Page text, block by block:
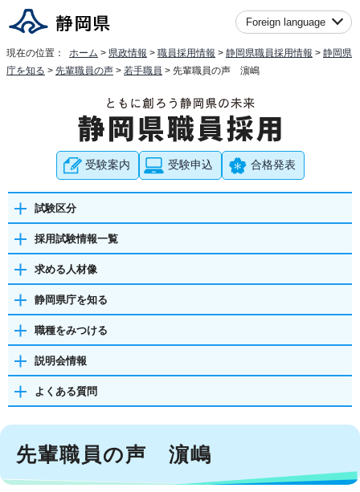
Foreign language
現在の位置： ホーム > 県政情報 > 職員採用情報 > 静岡県職員採用情報 > 静岡県
庁を知る > 先輩職員の声 > 若手職員 > 先輩職員の声 濵嶋
受験案内 受験申込 合格発表
試験区分
採用試験情報一覧
求める人材像
静岡県庁を知る
職種をみつける
説明会情報
よくある質問
先輩職員の声 濵嶋